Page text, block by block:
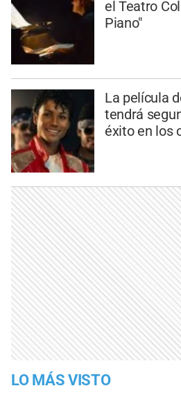
el Teatro
Piano"
La película
tendrá
éxito en los
LO MÁS VISTO